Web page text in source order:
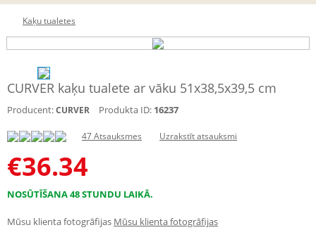
Kaķu tualetes
CURVER kaķu tualete ar vāku 51x38,5x39,5 cm
Producent:CURVER Produkta ID: 16237
47 Atsauksmes Uzrakstīt atsauksmi
€36.34
NOSŪTĪŠANA 48 STUNDU LAIKĀ.
Mūsu klienta fotogrāfijas Mūsu klienta fotogrāfijas